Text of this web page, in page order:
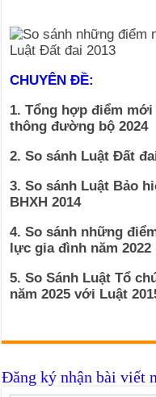
CHUYÊN ĐỀ:
1. Tổng hợp điểm
thông đường bộ 2024
2. So sánh Luật Đất
3. So sánh Luật Bảo
BHXH 2014
4. So sánh những
lực gia đình năm 2022
5. So Sánh Luật Tổ
năm 2025 với Luật
Đăng ký nhận bài viết